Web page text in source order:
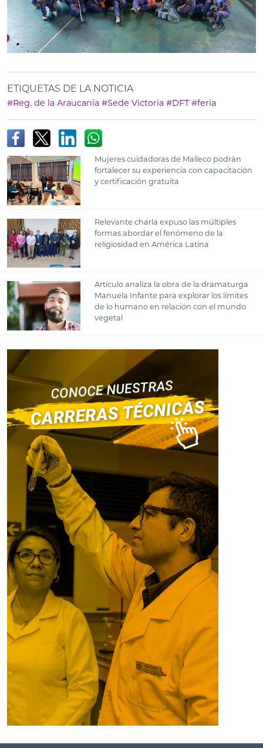
ETIQUETAS DE LA NOTICIA
#Reg. de la Araucanía #Sede Victoria #DFT #feria
Mujeres cuidadoras de Malleco podrán
fortalecer su experiencia con capacitación
y certificación gratuita
Relevante charla expuso las múltiples
formas abordar el fenómeno de la
religiosidad en América Latina
Artículo analiza la obra de la dramaturga
Manuela Infante para explorar los límites
de lo humano en relación con el mundo
vegetal